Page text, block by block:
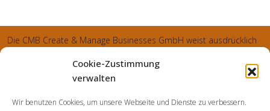
Cookie-Zustimmung
verwalten
Wir benutzen Cookies, um unsere Webseite und Dienste zu verbessern.
Die CMB Create & Manage Businesses GmbH weist ausdrücklich
und sämtliche generierte Aufträge an die SecuPart GmbH
weist nachdrücklich darauf hin, dass wir in manchen Ortschaften